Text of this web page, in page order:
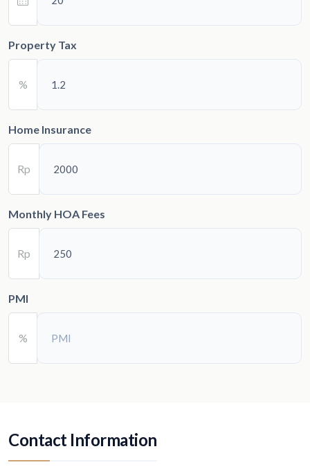
Property Tax
%
Home Insurance
Rp
Monthly HOA Fees
Rp
PMI
%
Contact Information